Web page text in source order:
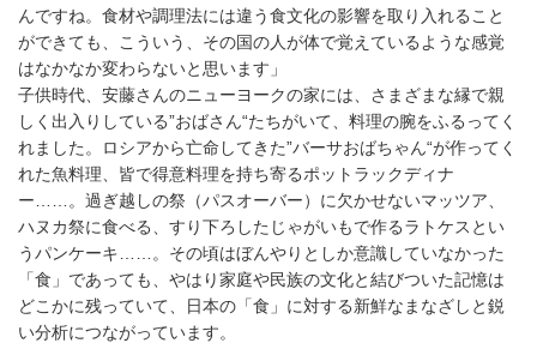
んですね。食材や調理法には違う食文化の影響を取り入れること
ができても、こういう、その国の人が体で覚えているような感覚
はなかなか変わらないと思います」
子供時代、安藤さんのニューヨークの家には、さまざまな縁で親
しく出入りしている”おばさん“たちがいて、料理の腕をふるってく
れました。ロシアから亡命してきた”バーサおばちゃん“が作ってく
れた魚料理、皆で得意料理を持ち寄るポットラックディナ
ー……。過ぎ越しの祭（パスオーバー）に欠かせないマッツア、
ハヌカ祭に食べる、すり下ろしたじゃがいもで作るラトケスとい
うパンケーキ……。その頃はぼんやりとしか意識していなかった
「食」であっても、やはり家庭や民族の文化と結びついた記憶は
どこかに残っていて、日本の「食」に対する新鮮なまなざしと鋭
い分析につながっています。